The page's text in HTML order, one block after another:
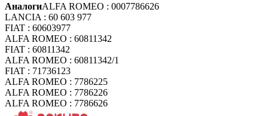
АналогиALFA ROMEO : 0007786626
LANCIA : 60 603 977
FIAT : 60603977
ALFA ROMEO : 60811342
FIAT : 60811342
ALFA ROMEO : 60811342/1
FIAT : 71736123
ALFA ROMEO : 7786225
ALFA ROMEO : 7786226
ALFA ROMEO : 7786626